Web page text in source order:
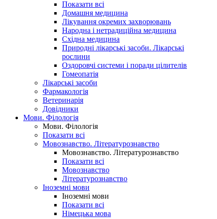
Показати всі
Домашня медицина
Лікування окремих захворювань
Народна і нетрадиційна медицина
Східна медицина
Природні лікарські засоби. Лікарські
рослини
Оздоровчі системи і поради цілителів
Гомеопатія
Лікарські засоби
Фармакологія
Ветеринарія
Довідники
Мови. Філологія
Мови. Філологія
Показати всі
Мовознавство. Літературознавство
Мовознавство. Літературознавство
Показати всі
Мовознавство
Літературознавство
Іноземні мови
Іноземні мови
Показати всі
Німецька мова